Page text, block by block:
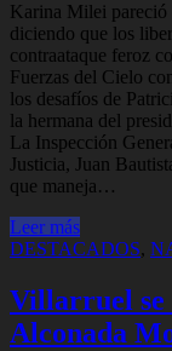
Karina Milei pareció
diciendo que los
contraataque feroz
Fuerzas del Cielo
los desafíos de
la hermana del
La Inspección
Justicia, Juan
que maneja…
Leer más
DESTACADOS,
Villarruel se
Alconada